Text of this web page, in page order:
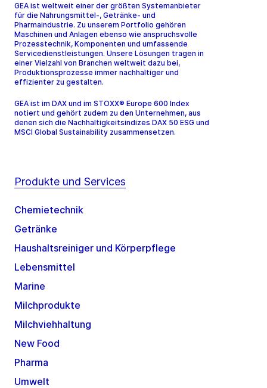
GEA ist weltweit einer der größten Systemanbieter
für die Nahrungsmittel-, Getränke- und
Pharmaindustrie. Zu unserem Portfolio gehören
Maschinen und Anlagen ebenso wie anspruchsvolle
Prozesstechnik, Komponenten und umfassende
Servicedienstleistungen. Unsere Lösungen tragen in
einer Vielzahl von Branchen weltweit dazu bei,
Produktionsprozesse immer nachhaltiger und
effizienter zu gestalten.
GEA ist im DAX und im STOXX® Europe 600 Index
notiert und gehört zudem zu den Unternehmen, aus
denen sich die Nachhaltigkeitsindizes DAX 50 ESG und
MSCI Global Sustainability zusammensetzen.
Produkte und Services
Chemietechnik
Getränke
Haushaltsreiniger und Körperpflege
Lebensmittel
Marine
Milchprodukte
Milchviehhaltung
New Food
Pharma
Umwelt